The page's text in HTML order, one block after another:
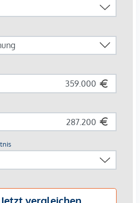
Beispiel fünf Zimmern möglich. Die
der Wohnungen erfüllt höchste
Straße 114 vereint die Vorzüge des
zahlreicher umliegender
Marchfeldkanal, der Donauinsel
umliegende Versorgung ist
es besteht eine exzellente
- mit welcher das Wiener
kurzer Zeit erreichbar ist.
diese straßenabgewandte,
m². Den zentralen Mittelpunkt